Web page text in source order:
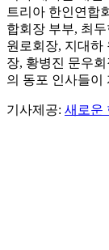
트리아 한인연합
합회장 부부, 최
원로회장, 지대하
장, 황병진 문우
의 동포 인사들이
기사제공: 새로운